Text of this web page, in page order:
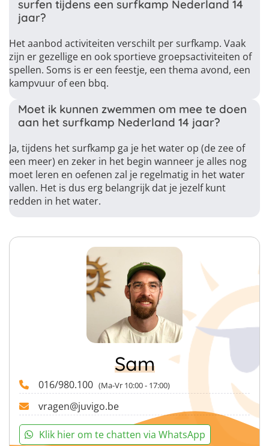
Sam
016/980.100 (Ma-Vr 10:00 - 17:00)
vragen@juvigo.be
Klik hier om te chatten via WhatsApp
surfen tijdens een surfkamp Nederland 14
jaar?
Het aanbod activiteiten verschilt per surfkamp. Vaak
zijn er gezellige en ook sportieve groepsactiviteiten of
spellen. Soms is er een feestje, een thema avond, een
kampvuur of een bbq.
Moet ik kunnen zwemmen om mee te doen
aan het surfkamp Nederland 14 jaar?
Ja, tijdens het surfkamp ga je het water op (de zee of
een meer) en zeker in het begin wanneer je alles nog
moet leren en oefenen zal je regelmatig in het water
vallen. Het is dus erg belangrijk dat je jezelf kunt
redden in het water.